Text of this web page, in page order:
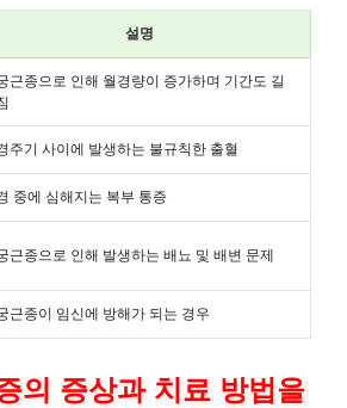
설명
근종으로 인해 월경량이 증가하며 기간도 길
주기 사이에 발생하는 불규칙한 출혈
중에 심해지는 복부 통증
근종으로 인해 발생하는 배뇨 및 배변 문제
근종이 임신에 방해가 되는 경우
의 증상과 치료 방법을